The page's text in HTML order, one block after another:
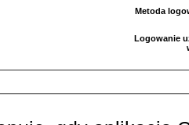
Metoda
Logowanie